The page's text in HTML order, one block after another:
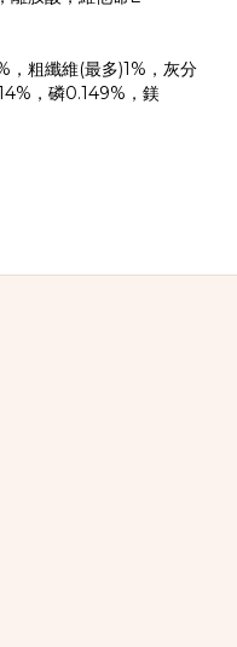
，粗纖維(最多)1%，灰分
，磷0.149%，鎂